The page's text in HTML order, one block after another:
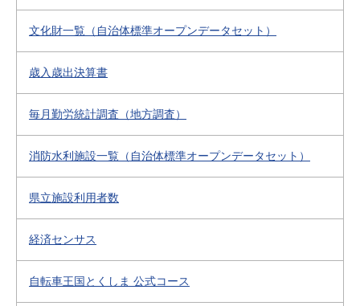
文化財一覧（自治体標準オープンデータセット）
歳入歳出決算書
毎月勤労統計調査（地方調査）
消防水利施設一覧（自治体標準オープンデータセット）
県立施設利用者数
経済センサス
自転車王国とくしま 公式コース